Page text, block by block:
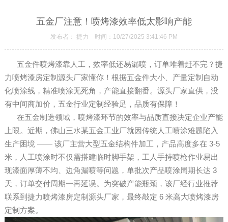
五金厂注意！喷烤漆效率低太影响产能
发布者： 捷力 时间：10/27/2025 3:41:46 PM
五金件喷烤漆靠人工，效率低还易漏喷，订单堆着赶不完？捷
力喷烤漆房定制源头厂家懂你！根据五金件大小、产量定制自动
化喷涂线，精准喷涂无死角，产能直接翻番。源头厂家直供，没
有中间商加价，五金行业定制经验足，品质有保障！
在五金制造领域，喷烤漆环节的效率与品质直接决定企业产能
上限。近期，佛山三水某五金工业厂就因传统人工喷涂难题陷入
生产困境 —— 该厂主营大型五金结构件加工，产品高度多在 3-5
米，人工喷涂时不仅需搭建临时脚手架，工人手持喷枪作业易出
现漆面厚薄不均、边角漏喷等问题，单批次产品喷涂周期长达 3
天，订单交付周期一再延误。为突破产能瓶颈，该厂经行业推荐
联系到捷力喷烤漆房定制源头厂家，最终敲定 6 米高大喷烤漆房
定制方案。